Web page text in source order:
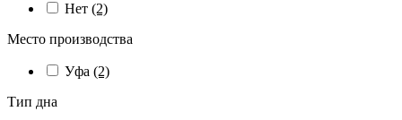
Нет (2)
Место производства
Уфа (2)
Тип дна